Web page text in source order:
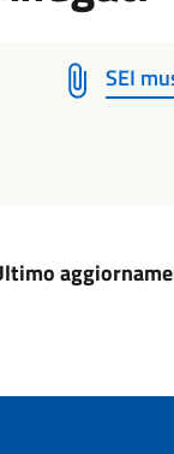
SEI